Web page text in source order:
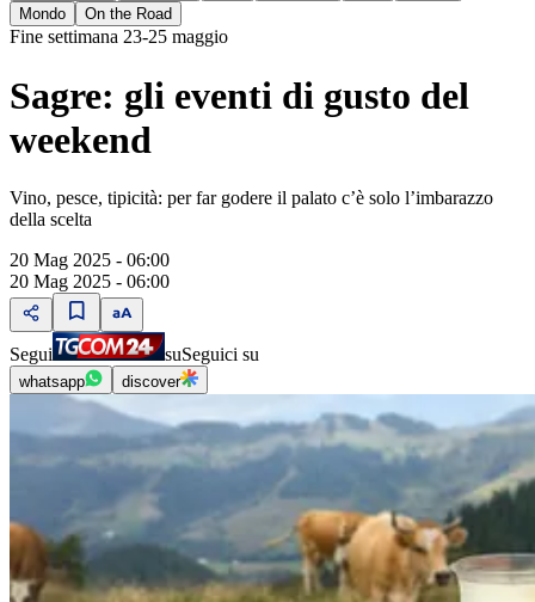
Mondo
On the Road
Fine settimana 23-25 maggio
Sagre: gli eventi di gusto del
weekend
Vino, pesce, tipicità: per far godere il palato c’è solo l’imbarazzo
della scelta
20 Mag 2025 - 06:00
20 Mag 2025 - 06:00
Segui suSeguici su
whatsapp discover